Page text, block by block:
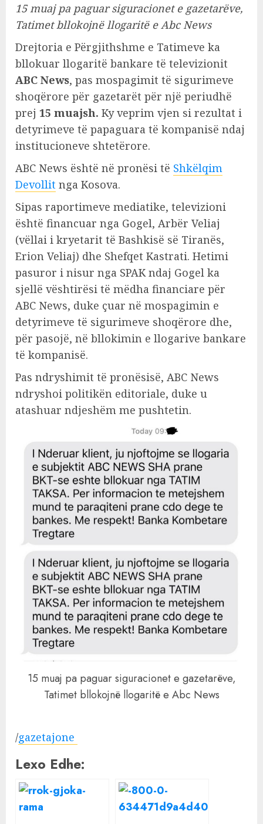
15 muaj pa paguar siguracionet e gazetarëve,
Tatimet bllokojnë llogaritë e Abc News
Drejtoria e Përgjithshme e Tatimeve ka
bllokuar llogaritë bankare të televizionit
ABC News, pas mospagimit të sigurimeve
shoqërore për gazetarët për një periudhë
prej 15 muajsh. Ky veprim vjen si rezultat i
detyrimeve të papaguara të kompanisë ndaj
institucioneve shtetërore.
ABC News është në pronësi të Shkëlqim
Devollit nga Kosova.
Sipas raportimeve mediatike, televizioni
është financuar nga Gogel, Arbër Veliaj
(vëllai i kryetarit të Bashkisë së Tiranës,
Erion Veliaj) dhe Shefqet Kastrati. Hetimi
pasuror i nisur nga SPAK ndaj Gogel ka
sjellë vështirësi të mëdha financiare për
ABC News, duke çuar në mospagimin e
detyrimeve të sigurimeve shoqërore dhe,
për pasojë, në bllokimin e llogarive bankare
të kompanisë.
Pas ndryshimit të pronësisë, ABC News
ndryshoi politikën editoriale, duke u
atashuar ndjeshëm me pushtetin.
15 muaj pa paguar siguracionet e gazetarëve,
Tatimet bllokojnë llogaritë e Abc News
/gazetajone
Lexo Edhe: